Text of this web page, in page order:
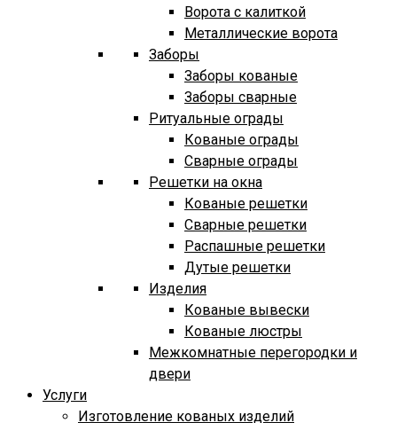
Ворота с калиткой
Металлические ворота
Заборы
Заборы кованые
Заборы сварные
Ритуальные ограды
Кованые ограды
Сварные ограды
Решетки на окна
Кованые решетки
Сварные решетки
Распашные решетки
Дутые решетки
Изделия
Кованые вывески
Кованые люстры
Межкомнатные перегородки и
двери
Услуги
Изготовление кованых изделий